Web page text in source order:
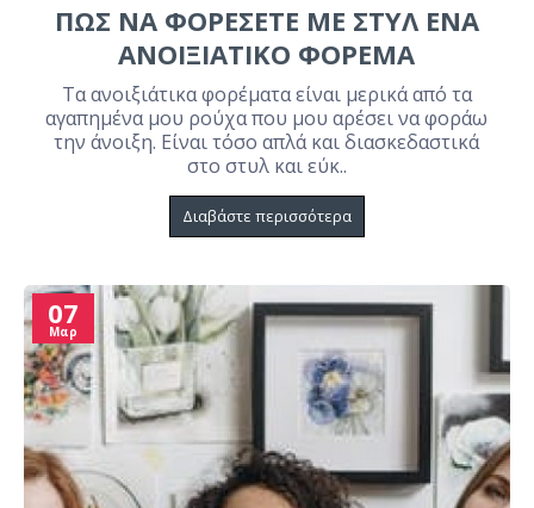
ΠΩΣ ΝΑ ΦΟΡΕΣΕΤΕ ΜΕ ΣΤΥΛ ΕΝΑ
ΑΝΟΙΞΙΑΤΙΚΟ ΦΟΡΕΜΑ
Τα ανοιξιάτικα φορέματα είναι μερικά από τα
αγαπημένα μου ρούχα που μου αρέσει να φοράω
την άνοιξη. Είναι τόσο απλά και διασκεδαστικά
στο στυλ και εύκ..
Διαβάστε περισσότερα
07
Μαρ